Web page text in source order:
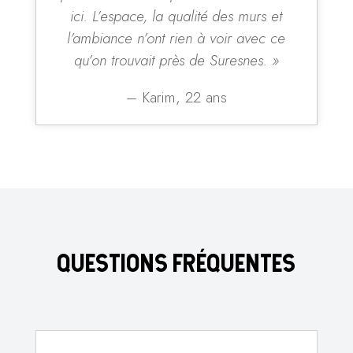
ici. L’espace, la qualité des murs et
l’ambiance n’ont rien à voir avec ce
qu’on trouvait près de Suresnes. »
– Karim, 22 ans
QUESTIONS FRÉQUENTES